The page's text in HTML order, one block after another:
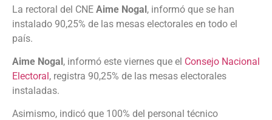
La rectoral del CNE Aime Nogal, informó que se han
instalado 90,25% de las mesas electorales en todo el
país.
Aime Nogal, informó este viernes que el Consejo Nacional
Electoral, registra 90,25% de las mesas electorales
instaladas.
Asimismo, indicó que 100% del personal técnico